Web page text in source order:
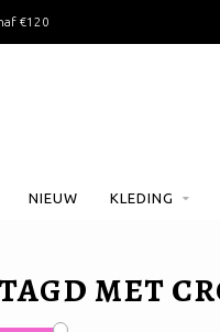
€120
NIEUW KLEDING
MET